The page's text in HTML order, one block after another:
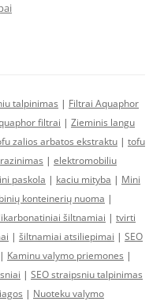
talpinimas | Filtrai Aquaphor
filtrai | Zieminis langu
zalios arbatos ekstraktu | tofu
| elektromobiliu
paskola | kaciu mityba | Mini
konteinerių nuoma |
šiltnamiai | tvirti
| šiltnamiai atsiliepimai | SEO
| Kaminu valymo priemones |
| SEO straipsniu talpinimas
| Nuoteku valymo